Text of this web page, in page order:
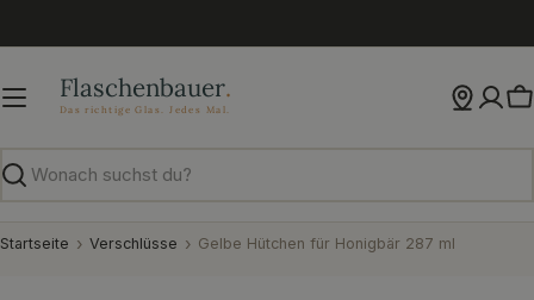
Inhalt
Suchen
Startseite Verschlüsse Gelbe Hütchen für Honigbär 287 ml